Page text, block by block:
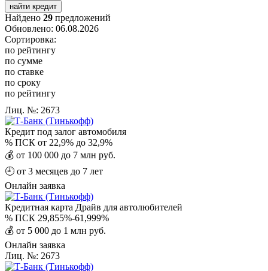
найти кредит
Найдено 29 предложений
Обновлено: 06.08.2026
Сортировка:
по рейтингу
по сумме
по ставке
по сроку
по рейтингу
Лиц. №: 2673
Кредит под залог автомобиля
% ПСК от 22,9% до 32,9%
💰 от 100 000 до 7 млн руб.
🕘 от 3 месяцев до 7 лет
Онлайн заявка
Кредитная карта Драйв для автолюбителей
% ПСК 29,855%-61,999%
💰 от 5 000 до 1 млн руб.
Онлайн заявка
Лиц. №: 2673